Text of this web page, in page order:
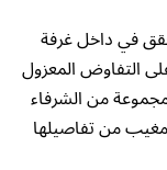
في داخل غرفة
التفاوض المعزول
من الشرفاء
من تفاصيلها